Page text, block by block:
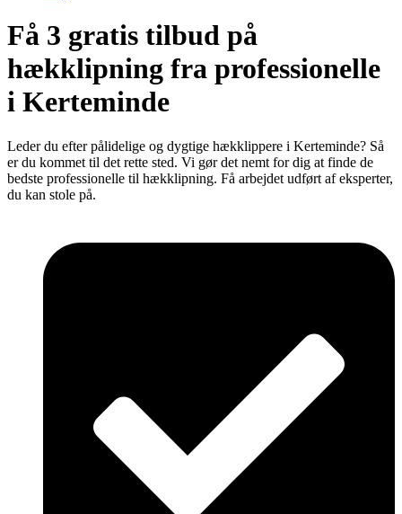
Få 3 gratis tilbud på
hækklipning fra professionelle
i Kerteminde
Leder du efter pålidelige og dygtige hækklippere i Kerteminde? Så
er du kommet til det rette sted. Vi gør det nemt for dig at finde de
bedste professionelle til hækklipning. Få arbejdet udført af eksperter,
du kan stole på.